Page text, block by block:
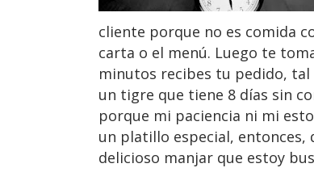
cliente porque no es comida
carta o el menú. Luego te
minutos recibes tu pedido, tal
un tigre que tiene 8 días sin
porque mi paciencia ni mi
un platillo especial,
delicioso manjar que estoy